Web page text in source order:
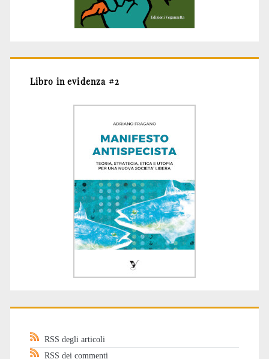
Libro in evidenza #2
RSS degli articoli
RSS dei commenti